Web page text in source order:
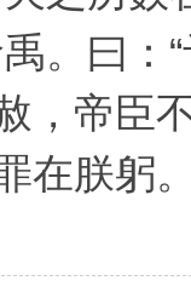
。曰：
，帝臣
在朕躬